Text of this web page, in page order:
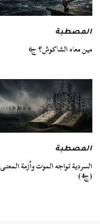
المصطبة
مين معاه الشاكوش؟ ج6
المصطبة
السردية تواجه الموت وأزمة المعنى
(ج4)